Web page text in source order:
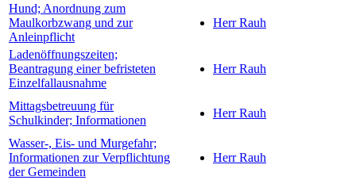
Hund; Anordnung zum
Maulkorbzwang und zur
Anleinpflicht
Herr Rauh
Ladenöffnungszeiten;
Beantragung einer befristeten
Einzelfallausnahme
Herr Rauh
Mittagsbetreuung für
Schulkinder; Informationen
Herr Rauh
Wasser-, Eis- und Murgefahr;
Informationen zur Verpflichtung
der Gemeinden
Herr Rauh